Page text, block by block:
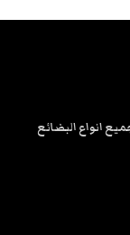
انواع البضائع